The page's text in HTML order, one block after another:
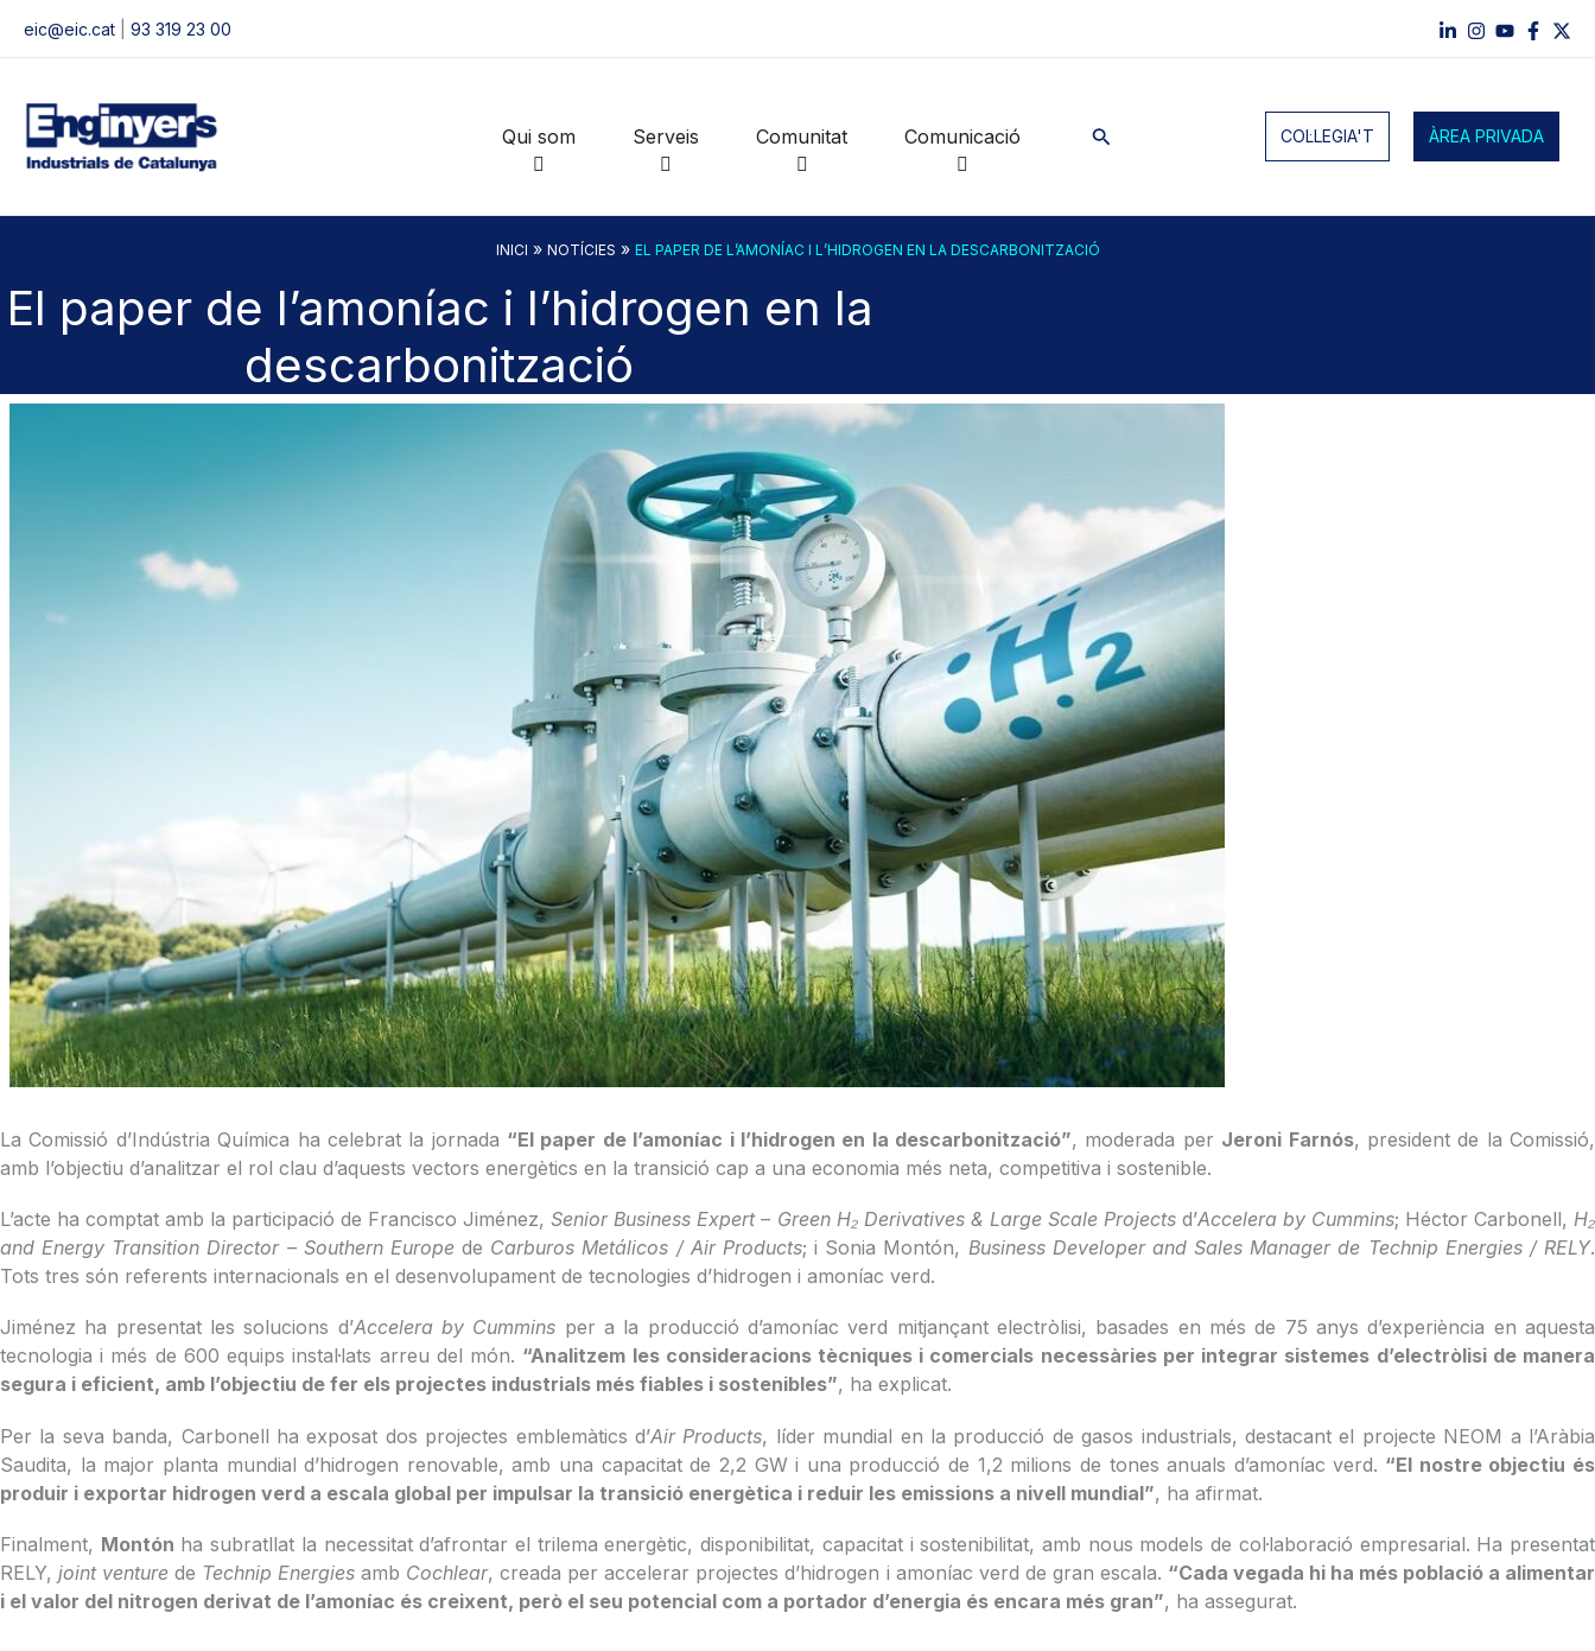
eic@eic.cat 93 319 23 00
Qui som Serveis Comunitat Comunicació Cerca COL·LEGIA'T ÀREA PRIVADA
INICI » NOTÍCIES » EL PAPER DE L’AMONÍAC I L’HIDROGEN EN LA DESCARBONITZACIÓ
El paper de l’amoníac i l’hidrogen en la
descarbonització
La Comissió d’Indústria Química ha celebrat la jornada “El paper de l’amoníac i l’hidrogen en la descarbonització”, moderada per Jeroni Farnós, president de la Comissió,
amb l’objectiu d’analitzar el rol clau d’aquests vectors energètics en la transició cap a una economia més neta, competitiva i sostenible.
L’acte ha comptat amb la participació de Francisco Jiménez,Senior Business Expert – Green H₂ Derivatives & Large Scale Projectsd’Accelera by Cummins; Héctor Carbonell,H₂
and Energy Transition Director – Southern Europede Carburos Metálicos / Air Products; i Sonia Montón, Business Developer and Sales Manager de Technip Energies / RELY.
Tots tres són referents internacionals en el desenvolupament de tecnologies d’hidrogen i amoníac verd.
Jiménez ha presentat les solucions d’Accelera by Cummins per a la producció d’amoníac verd mitjançant electròlisi, basades en més de 75 anys d’experiència en aquesta
tecnologia i més de 600 equips instal·lats arreu del món. “Analitzem les consideracions tècniques i comercials necessàries per integrar sistemes d’electròlisi de manera
segura i eficient, amb l’objectiu de fer els projectes industrials més fiables i sostenibles”, ha explicat.
Per la seva banda, Carbonell ha exposat dos projectes emblemàtics d’Air Products, líder mundial en la producció de gasos industrials, destacant el projecte NEOM a l’Aràbia
Saudita, la major planta mundial d’hidrogen renovable, amb una capacitat de 2,2 GW i una producció de 1,2 milions de tones anuals d’amoníac verd. “El nostre objectiu és
produir i exportar hidrogen verd a escala global per impulsar la transició energètica i reduir les emissions a nivell mundial”, ha afirmat.
Finalment, Montón ha subratllat la necessitat d’afrontar el trilema energètic, disponibilitat, capacitat i sostenibilitat, amb nous models de col·laboració empresarial. Ha presentat
RELY,joint venture de Technip Energies amb Cochlear, creada per accelerar projectes d’hidrogen i amoníac verd de gran escala. “Cada vegada hi ha més població a alimentar
i el valor del nitrogen derivat de l’amoníac és creixent, però el seu potencial com a portador d’energia és encara més gran”, ha assegurat.